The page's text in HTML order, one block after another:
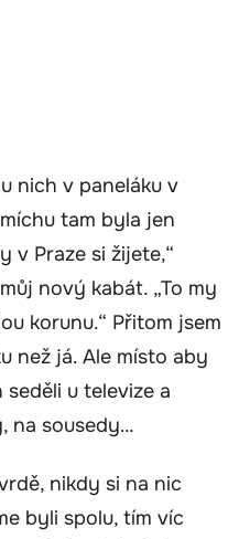
nich v paneláku v
tam byla jen
v Praze si žijete,“
nový kabát. „To my
korunu.“ Přitom jsem
než já. Ale místo aby
u televize a
na sousedy…
nikdy si na nic
byli spolu, tím víc